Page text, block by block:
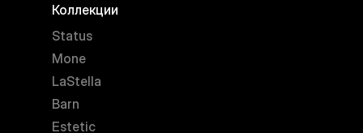
Коллекции
Status
Mone
LaStella
Barn
Estetic